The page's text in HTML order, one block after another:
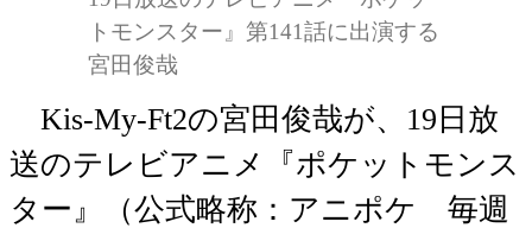
トモンスター』第141話に出演する
宮田俊哉
Kis-My-Ft2の宮田俊哉が、19日放
送のテレビアニメ『ポケットモンス
ター』（公式略称：アニポケ 毎週